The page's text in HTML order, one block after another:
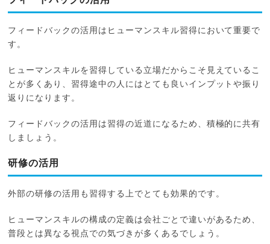
フィードバックの活用はヒューマンスキル習得において重要で
す。
ヒューマンスキルを習得している立場だからこそ見えているこ
とが多くあり、習得途中の人にはとても良いインプットや振り
返りになります。
フィードバックの活用は習得の近道になるため、積極的に共有
しましょう。
研修の活用
外部の研修の活用も習得する上でとても効果的です。
ヒューマンスキルの構成の定義は会社ごとで違いがあるため、
普段とは異なる視点での気づきが多くあるでしょう。